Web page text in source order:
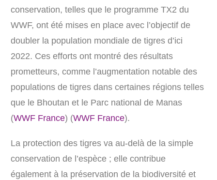
conservation, telles que le programme TX2 du
WWF, ont été mises en place avec l’objectif de
doubler la population mondiale de tigres d’ici
2022. Ces efforts ont montré des résultats
prometteurs, comme l’augmentation notable des
populations de tigres dans certaines régions telles
que le Bhoutan et le Parc national de Manas​
(WWF France) (WWF France)​.
La protection des tigres va au-delà de la simple
conservation de l’espèce ; elle contribue
également à la préservation de la biodiversité et